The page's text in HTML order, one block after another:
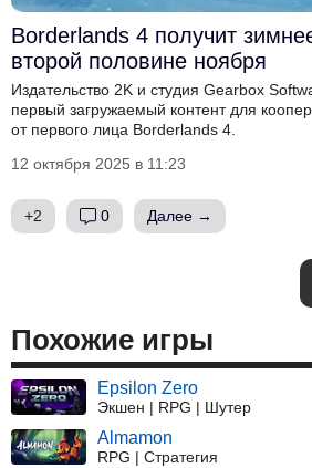
Borderlands 4 получит
второй половине ноября
Издательство 2K и студия Gearbox
первый загружаемый контент для
от первого лица Borderlands 4.
12 октября 2025 в 11:23
+2 0 Далее →
Похожие игры
Epsilon Zero
Экшен | RPG | Шутер
Almamon
RPG | Стратегия